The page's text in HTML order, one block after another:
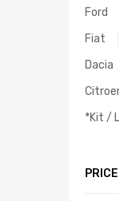
Ford
Fiat
Dacia
*Kit /
PRICE